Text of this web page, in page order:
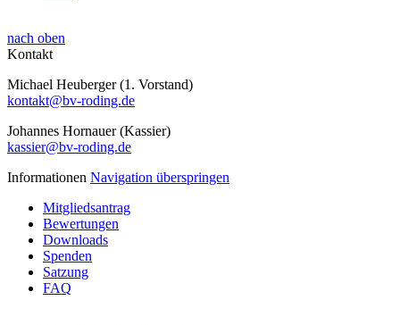
nach oben
Kontakt
Michael Heuberger (1. Vorstand)
kontakt@bv-roding.de
Johannes Hornauer (Kassier)
kassier@bv-roding.de
Informationen Navigation überspringen
Mitgliedsantrag
Bewertungen
Downloads
Spenden
Satzung
FAQ